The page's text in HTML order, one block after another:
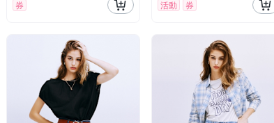
券 活動 券